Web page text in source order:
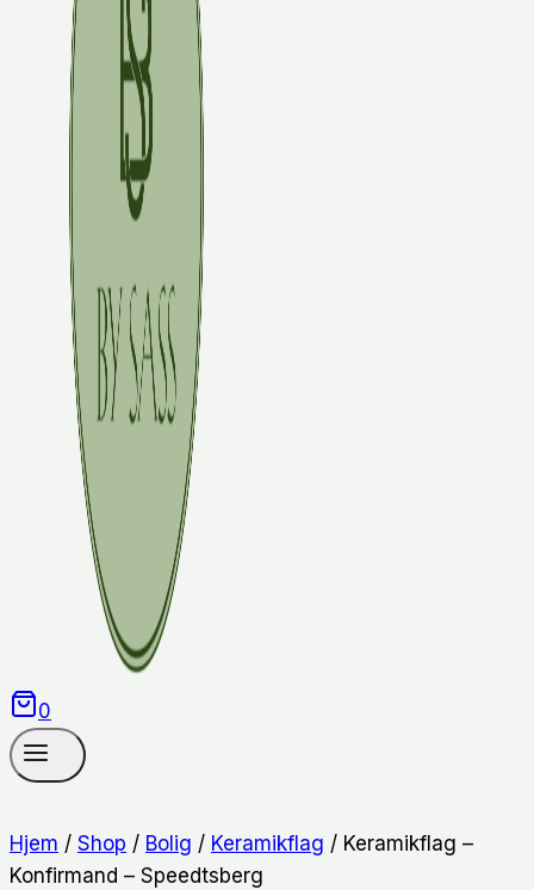
0
Hjem / Shop / Bolig / Keramikflag / Keramikflag –
Konfirmand – Speedtsberg